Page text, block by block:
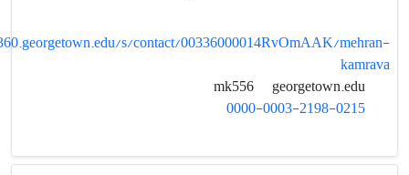
s/contact/00336000014RvOmAAK/mehran-
kamrava
georgetown.edu
0000-0003-2198-0215